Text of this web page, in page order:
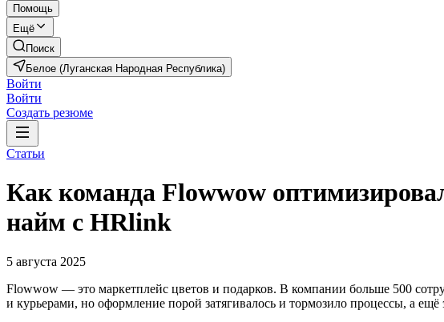
Помощь
Ещё
Поиск
Белое (Луганская Народная Республика)
Войти
Войти
Создать резюме
Статьи
Как команда Flowwow
найм с HRlink
5 августа 2025
Flowwow — это маркетплейс цветов и подарков. В компании больше 500
и курьерами, но оформление порой затягивалось и тормозило процессы, а